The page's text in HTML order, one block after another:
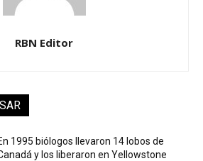
RBN Editor
1995 biólogos llevaron 14 lobos de
y los liberaron en Yellowstone